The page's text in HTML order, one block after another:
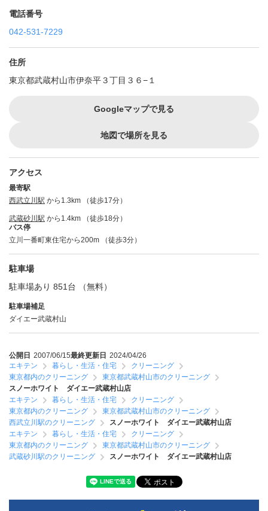
電話番号
042-531-7229
住所
東京都武蔵村山市伊奈平３丁目３６−１
Googleマップで見る
地図で場所を見る
アクセス
最寄駅
西武立川駅 から1.3km （徒歩17分）
武蔵砂川駅 から1.4km （徒歩18分）
バス停
立川一番町東住宅から200m （徒歩3分）
駐車場
駐車場あり 851台 （無料）
駐車場補足
ダイエー武蔵村山
公開日 2007/06/15最終更新日 2024/04/26
エキテン
暮らし・生活・住宅
クリーニング
東京都内のクリーニング
東京都武蔵村山市のクリーニング
スノーホワイト ダイエー武蔵村山店
エキテン
暮らし・生活・住宅
クリーニング
東京都内のクリーニング
東京都武蔵村山市のクリーニング
西武立川駅のクリーニング
スノーホワイト ダイエー武蔵村山店
エキテン
暮らし・生活・住宅
クリーニング
東京都内のクリーニング
東京都武蔵村山市のクリーニング
武蔵砂川駅のクリーニング
スノーホワイト ダイエー武蔵村山店